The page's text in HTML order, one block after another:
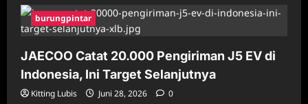
Nadiem
Apa
Pun
Putusan
Ini,
Saya
Yakin
Sendirian
burungpintar
JAECOO Catat 20.000 Pengiriman J5 EV di
Indonesia, Ini Target Selanjutnya
Kitting Lubis Juni 28, 2026 0